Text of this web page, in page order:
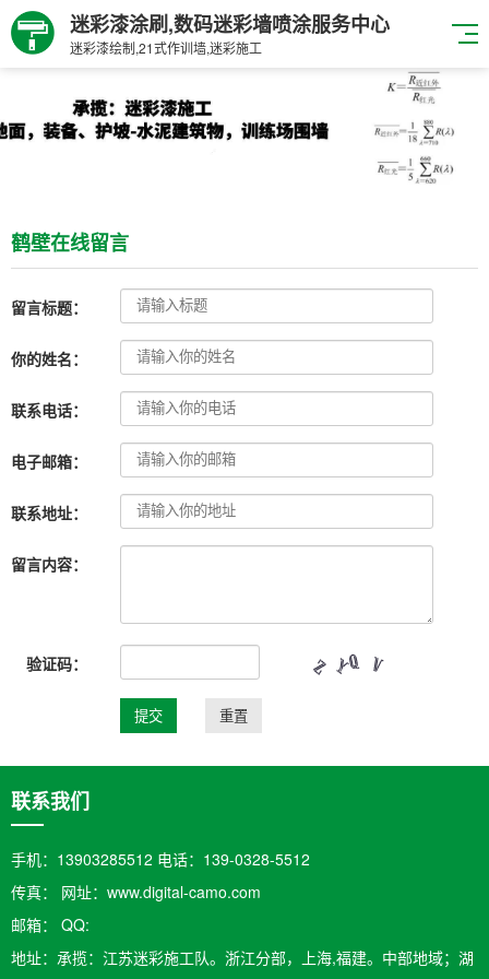
迷彩漆涂刷,数码迷彩墙喷涂服务中心
迷彩漆绘制,21式作训墙,迷彩施工
鹤壁在线留言
留言标题：
你的姓名：
联系电话：
电子邮箱：
联系地址：
留言内容：
验证码：
联系我们
手机：13903285512 电话：139-0328-5512
传真： 网址：www.digital-camo.com
邮箱：​ QQ:
地址：承揽：江苏迷彩施工队。浙江分部，上海,福建。中部地域；湖